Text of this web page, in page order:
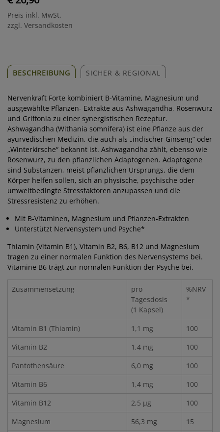
Preis inkl. MwSt.
zzgl. Versandkosten
BESCHREIBUNG SICHER & REGIONAL
Nervenkraft Forte kombiniert B-Vitamine, Magnesium und
ausgewählte Pflanzen- Extrakte aus Ashwagandha, Rosenwurz
und Griffonia zu einer synergistischen Rezeptur.
Ashwagandha (Withania somnifera) ist eine Pflanze aus der
ayurvedischen Medizin, die auch als „indischer Ginseng“ oder
„Winterkirsche“ bekannt ist. Ashwagandha zählt, ebenso wie
Rosenwurz, zu den pflanzlichen Adaptogenen. Adaptogene
sind Substanzen, meist pflanzlichen Ursprungs, die dem
Körper helfen sollen, sich an physische, psychische oder
umweltbedingte Stressfaktoren anzupassen und die
Stressresistenz zu erhöhen.
Mit B-Vitaminen, Magnesium und Pflanzen-Extrakten
Unterstützt Nervensystem und Psyche*
Thiamin (Vitamin B1), Vitamin B2, B6, B12 und Magnesium
tragen zu einer normalen Funktion des Nervensystems bei.
Vitamine B6 trägt zur normalen Funktion der Psyche bei.
Zusammensetzung
pro
Tagesdosis
(1 Kapsel)
%NRV
*
Vitamin B1 (Thiamin) 1,1 mg
100
Vitamin B2
1,4 mg
100
Pantothensäure
6,0 mg
100
Vitamin B6
1,4 mg
100
Vitamin B12
2,5 µg
100
Magnesium
56,3 mg
15